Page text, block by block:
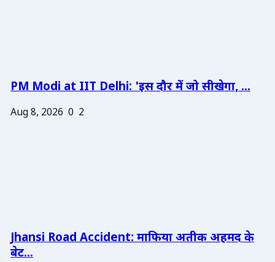
PM Modi at IIT Delhi: 'इस दौर में जो सीखेगा, ...
Aug 8, 2026 0 2
Jhansi Road Accident: माफिया अतीक अहमद के
बेट...